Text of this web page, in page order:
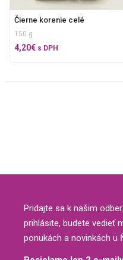
Čierne korenie celé
150 g
4,20€ s DPH
Pridajte sa k našim
prihlásite, budete vedieť
ponukách a novinkách u